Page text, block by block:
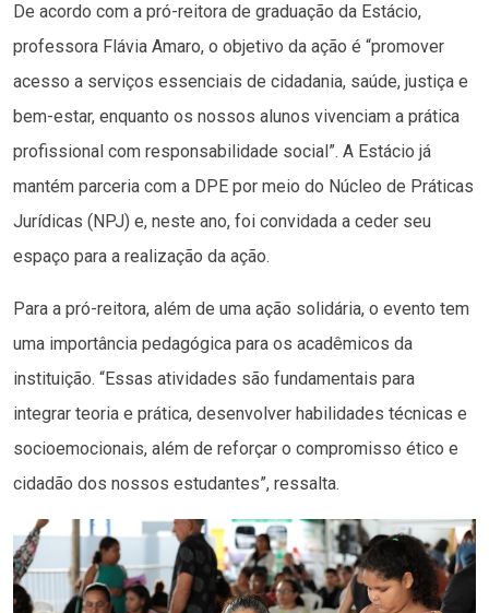
De acordo com a pró-reitora de graduação da Estácio,
professora Flávia Amaro, o objetivo da ação é “promover
acesso a serviços essenciais de cidadania, saúde, justiça e
bem-estar, enquanto os nossos alunos vivenciam a prática
profissional com responsabilidade social”. A Estácio já
mantém parceria com a DPE por meio do Núcleo de Práticas
Jurídicas (NPJ) e, neste ano, foi convidada a ceder seu
espaço para a realização da ação.
Para a pró-reitora, além de uma ação solidária, o evento tem
uma importância pedagógica para os acadêmicos da
instituição. “Essas atividades são fundamentais para
integrar teoria e prática, desenvolver habilidades técnicas e
socioemocionais, além de reforçar o compromisso ético e
cidadão dos nossos estudantes”, ressalta.